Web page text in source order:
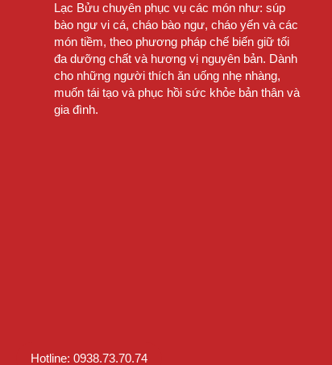
Lạc Bửu chuyên phục vụ các món như: súp
bào ngư vi cá, cháo bào ngư, cháo yến và các
món tiềm, theo phương pháp chế biến giữ tối
đa dưỡng chất và hương vị nguyên bản. Dành
cho những người thích ăn uống nhẹ nhàng,
muốn tái tạo và phục hồi sức khỏe bản thân và
gia đình.
Hotline: 0938.73.70.74